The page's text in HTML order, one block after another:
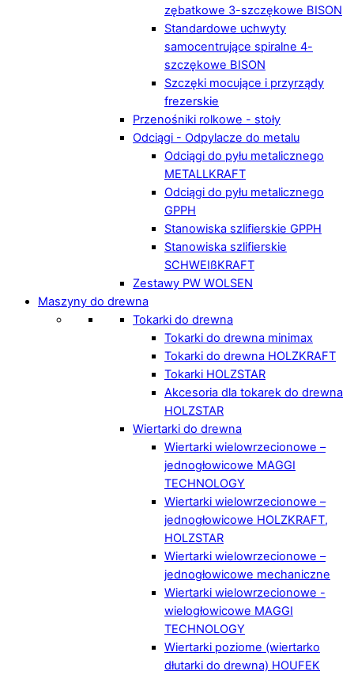
zębatkowe 3-szczękowe BISON
Standardowe uchwyty
samocentrujące spiralne 4-
szczękowe BISON
Szczęki mocujące i przyrządy
frezerskie
Przenośniki rolkowe - stoły
Odciągi - Odpylacze do metalu
Odciągi do pyłu metalicznego
METALLKRAFT
Odciągi do pyłu metalicznego
GPPH
Stanowiska szlifierskie GPPH
Stanowiska szlifierskie
SCHWEIßKRAFT
Zestawy PW WOLSEN
Maszyny do drewna
Tokarki do drewna
Tokarki do drewna minimax
Tokarki do drewna HOLZKRAFT
Tokarki HOLZSTAR
Akcesoria dla tokarek do drewna
HOLZSTAR
Wiertarki do drewna
Wiertarki wielowrzecionowe –
jednogłowicowe MAGGI
TECHNOLOGY
Wiertarki wielowrzecionowe –
jednogłowicowe HOLZKRAFT,
HOLZSTAR
Wiertarki wielowrzecionowe –
jednogłowicowe mechaniczne
Wiertarki wielowrzecionowe -
wielogłowicowe MAGGI
TECHNOLOGY
Wiertarki poziome (wiertarko
dłutarki do drewna) HOUFEK